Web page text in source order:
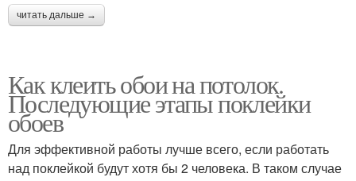
читать дальше →
Как клеить обои на потолок.
Последующие этапы поклейки
обоев
Для эффективной работы лучше всего, если работать
над поклейкой будут хотя бы 2 человека. В таком случае